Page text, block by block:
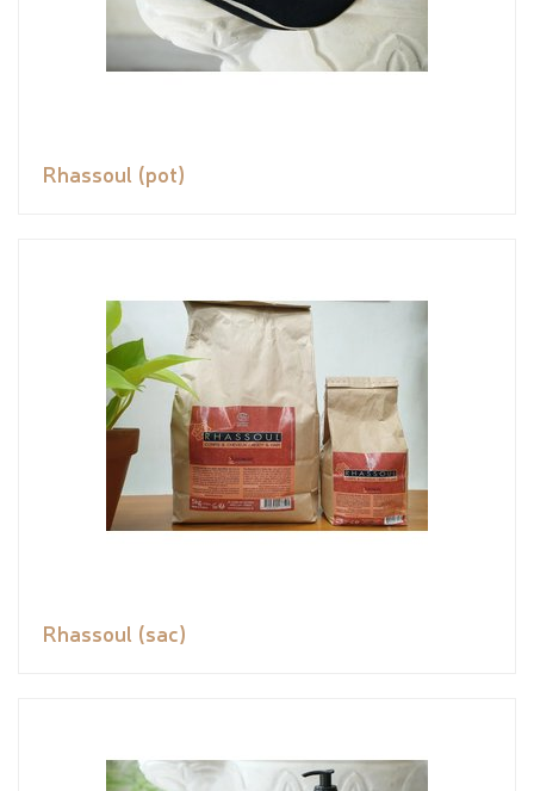
Rhassoul (pot)
Rhassoul (sac)